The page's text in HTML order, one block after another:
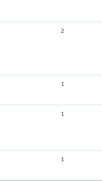
2
1
1
1